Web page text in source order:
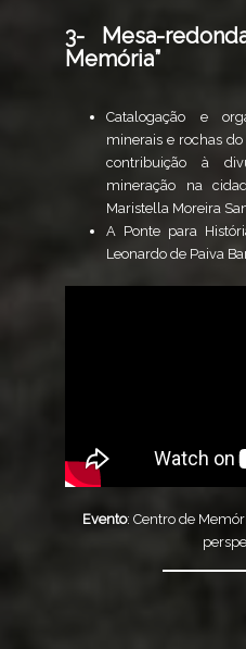
3- Mesa-
Memória”
Catalogação e
minerais e rochas
contribuição à
mineração na
Maristella Moreira
A Ponte para
Leonardo de Paiva
Evento: Centro de